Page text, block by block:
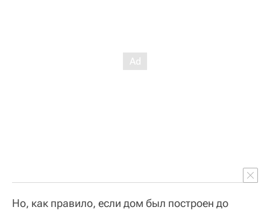
Но, как правило, если дом был построен до